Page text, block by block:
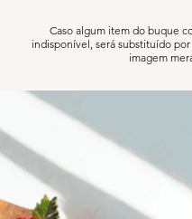
Caso algum item do buque
indisponível, será substituído
​imagem